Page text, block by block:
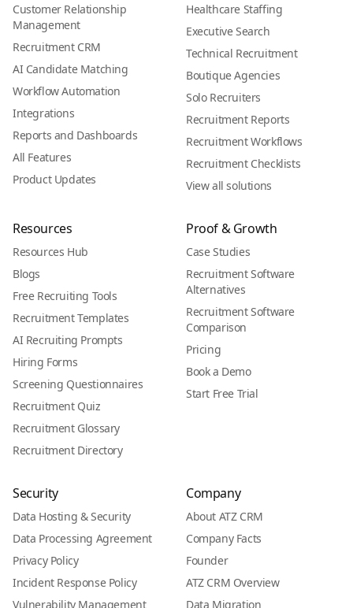
Customer Relationship
Management
Recruitment CRM
AI Candidate Matching
Workflow Automation
Integrations
Reports and Dashboards
All Features
Product Updates
Healthcare Staffing
Executive Search
Technical Recruitment
Boutique Agencies
Solo Recruiters
Recruitment Reports
Recruitment Workflows
Recruitment Checklists
View all solutions
Resources
Resources Hub
Blogs
Free Recruiting Tools
Recruitment Templates
AI Recruiting Prompts
Hiring Forms
Screening Questionnaires
Recruitment Quiz
Recruitment Glossary
Recruitment Directory
Proof & Growth
Case Studies
Recruitment Software
Alternatives
Recruitment Software
Comparison
Pricing
Book a Demo
Start Free Trial
Security
Data Hosting & Security
Data Processing Agreement
Privacy Policy
Incident Response Policy
Vulnerability Management
Company
About ATZ CRM
Company Facts
Founder
ATZ CRM Overview
Data Migration